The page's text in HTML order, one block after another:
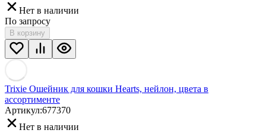
Нет в наличии
По запросу
В корзину
Trixie Ошейник для кошки Hearts, нейлон, цвета в
ассортименте
Артикул:677370
Нет в наличии